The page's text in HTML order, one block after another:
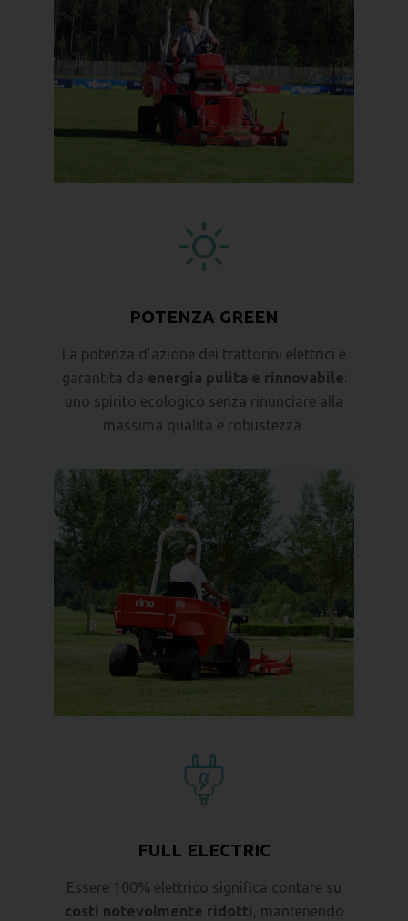
POTENZA GREEN
La potenza d’azione dei trattorini elettrici è
garantita da energia pulita e rinnovabile:
uno spirito ecologico senza rinunciare alla
massima qualità e robustezza
FULL ELECTRIC
Essere 100% elettrico significa contare su
costi notevolmente ridotti , mantenendo